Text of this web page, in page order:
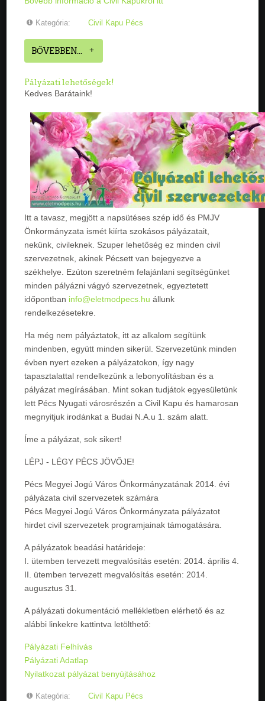
Kategória: Civil Kapu Pécs
BŐVEBBEN...
Pályázati lehetőségek!
Kedves Barátaink!
Itt a tavasz, megjött a napsütéses szép idő és PMJV
Önkormányzata ismét kiírta szokásos pályázatait,
nekünk, civileknek. Szuper lehetőség ez minden civil
szervezetnek, akinek Pécsett van bejegyezve a
székhelye. Ezúton szeretném felajánlani segítségünket
minden pályázni vágyó szervezetnek, egyeztetett
időpontban info@eletmodpecs.hu állunk
rendelkezésetekre.
Ha még nem pályáztatok, itt az alkalom segítünk
mindenben, együtt minden sikerül. Szervezetünk minden
évben nyert ezeken a pályázatokon, így nagy
tapasztalattal rendelkezünk a lebonyolításban és a
pályázat megírásában. Mint sokan tudjátok egyesületünk
lett Pécs Nyugati városrészén a Civil Kapu és hamarosan
megnyitjuk irodánkat a Budai N.A.u 1. szám alatt.
Íme a pályázat, sok sikert!
LÉPJ - LÉGY PÉCS JÖVŐJE!
Pécs Megyei Jogú Város Önkormányzatának 2014. évi
pályázata civil szervezetek számára
Pécs Megyei Jogú Város Önkormányzata pályázatot
hirdet civil szervezetek programjainak támogatására.
A pályázatok beadási határideje:
I. ütemben tervezett megvalósítás esetén: 2014. április 4.
II. ütemben tervezett megvalósítás esetén: 2014.
augusztus 31.
A pályázati dokumentáció mellékletben elérhető és az
alábbi linkekre kattintva letölthető:
Pályázati Felhívás
Pályázati Adatlap
Nyilatkozat pályázat benyújtásához
Kategória: Civil Kapu Pécs